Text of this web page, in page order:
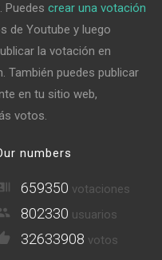
Puedescrear una votación
de Youtube y luego
la votación en
También puedes publicar
en tu sitio web,
votos.
numbers
659350 votaciones
802330 usuarios
32633908 votos